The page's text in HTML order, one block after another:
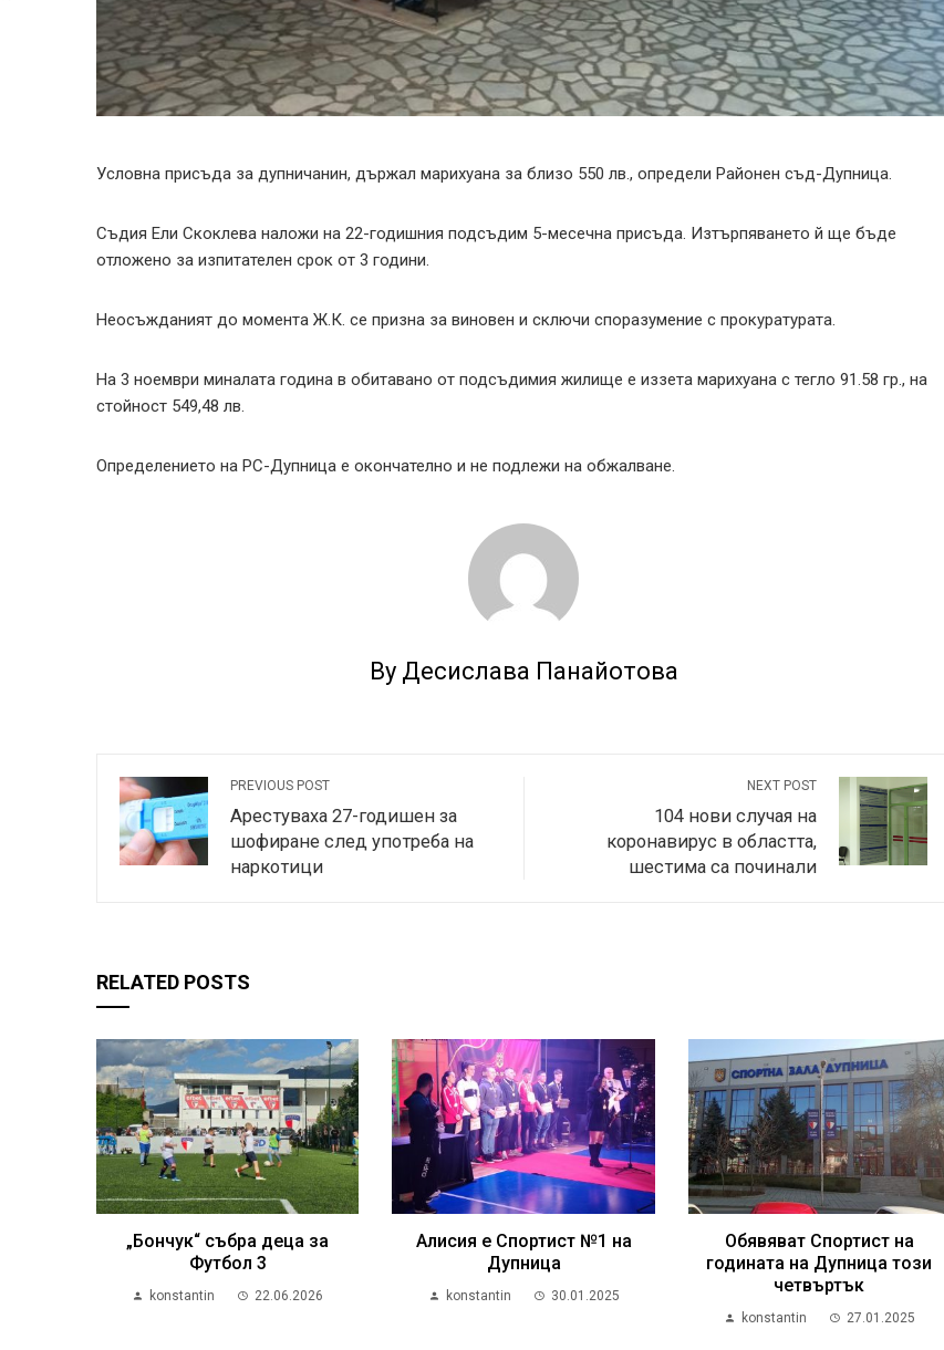
Условна присъда за дупничанин, държал марихуана за близо 550 лв., определи Районен съд-Дупница.
Съдия Ели Скоклева наложи на 22-годишния подсъдим 5-месечна присъда. Изтърпяването й ще бъде
отложено за изпитателен срок от 3 години.
Неосъжданият до момента Ж.К. се призна за виновен и сключи споразумение с прокуратурата.
На 3 ноември миналата година в обитавано от подсъдимия жилище е иззета марихуана с тегло 91.58 гр., на
стойност 549,48 лв.
Определението на РС-Дупница е окончателно и не подлежи на обжалване.
By Десислава Панайотова
PREVIOUS POST
Арестуваха 27-годишен за
шофиране след употреба на
наркотици
NEXT POST
104 нови случая на
коронавирус в областта,
шестима са починали
RELATED POSTS
„Бончук“ събра деца за
Футбол 3
konstantin 22.06.2026
Алисия е Спортист №1 на
Дупница
konstantin 30.01.2025
Обявяват Спортист на
годината на Дупница този
четвъртък
konstantin 27.01.2025